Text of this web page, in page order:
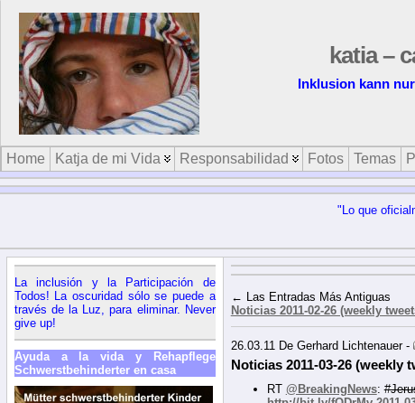
katia –
Inklusion kann
Home Katja de mi Vida Responsabilidad Fotos Temas
"Lo que
La inclusión y la Participación de
Todos! La oscuridad sólo se puede a
través de la Luz, para eliminar. Never
give up!
Ayuda a la vida y Rehapflege
Schwerstbehinderter en casa
← Las Entradas Más Antiguas
Noticias 2011-02-26 (weekly
26.03.11 De Gerhard Lichtenauer -
Noticias 2011-03-26 (weekly
RT @BreakingNews: